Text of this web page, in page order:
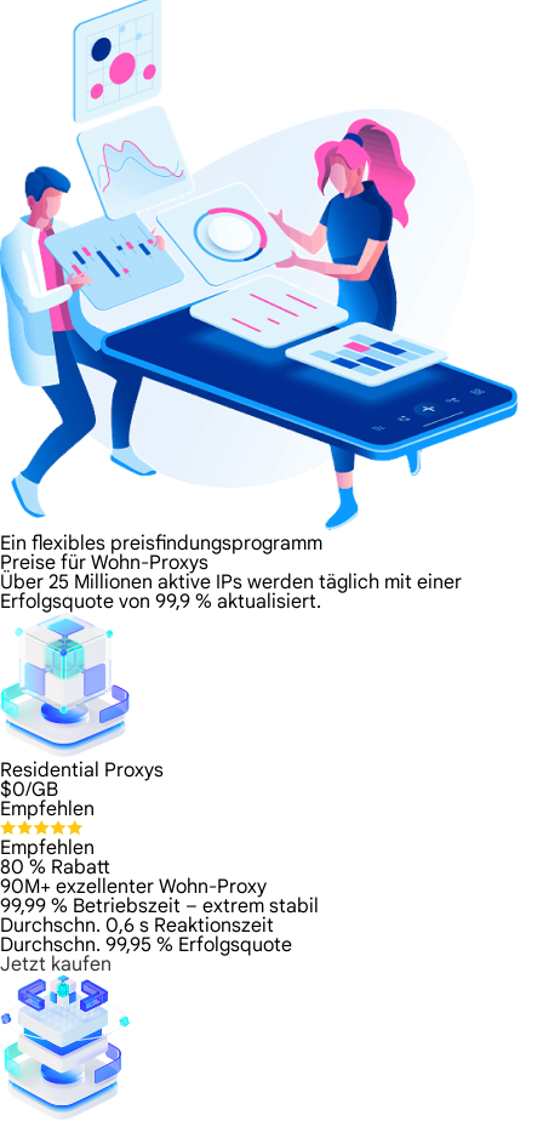
Ein flexibles preisfindungsprogramm
Preise für Wohn-Proxys
Über 25 Millionen aktive IPs werden täglich mit einer
Erfolgsquote von 99,9 % aktualisiert.
Residential Proxys
$0/GB
Empfehlen
Empfehlen
80 % Rabatt
90M+ exzellenter Wohn-Proxy
99,99 % Betriebszeit – extrem stabil
Durchschn. 0,6 s Reaktionszeit
Durchschn. 99,95 % Erfolgsquote
Jetzt kaufen